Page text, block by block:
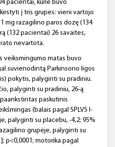
pacientai, kurie buvo
į tris grupes: vieni vartojo
mg razagilino paros dozę (134
(132 pacientai) 26 savaites,
nevartota.
veiksmingumo matas buvo
suvienodintą Parkinsono ligos
pokytis, palyginti su pradiniu.
palyginti su pradiniu, 26-ą
paskutinis
(balais pagal SPLVS I-
palyginti su placebu, -4,2; 95%
grupėje, palyginti su
p<0,0001; motorika pagal